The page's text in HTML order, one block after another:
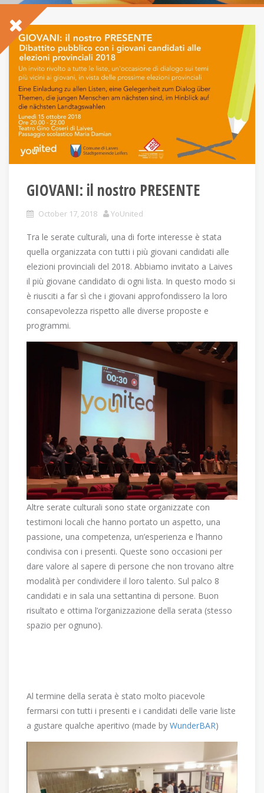
GIOVANI: il nostro PRESENTE
October 17, 2018 YoUnited
Tra le serate culturali, una di forte interesse è stata
quella organizzata con tutti i più giovani candidati alle
elezioni provinciali del 2018. Abbiamo invitato a Laives
il più giovane candidato di ogni lista. In questo modo si
è riusciti a far sì che i giovani approfondissero la loro
consapevolezza rispetto alle diverse proposte e
programmi.
Altre serate culturali sono state organizzate con
testimoni locali che hanno portato un aspetto, una
passione, una competenza, un’esperienza e l’hanno
condivisa con i presenti. Queste sono occasioni per
dare valore al sapere di persone che non trovano altre
modalità per condividere il loro talento. Sul palco 8
candidati e in sala una settantina di persone. Buon
risultato e ottima l’organizzazione della serata (stesso
spazio per ognuno).
Al termine della serata è stato molto piacevole
fermarsi con tutti i presenti e i candidati delle varie liste
a gustare qualche aperitivo (made by WunderBAR)